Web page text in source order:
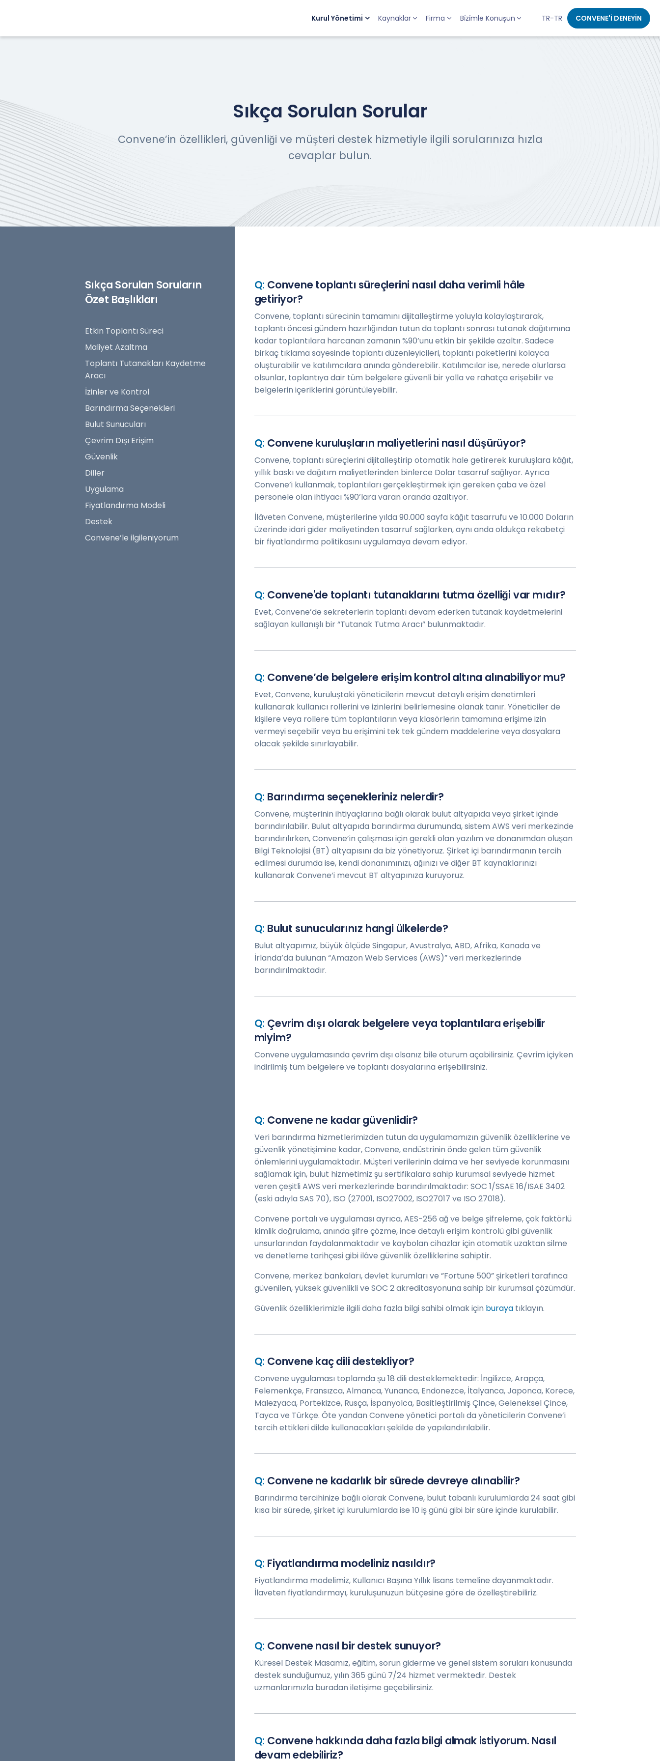
Kurul Yöneti̇mi̇ Kaynaklar Firma Bi̇zi̇mle Konuşun TR-TR CONVENE'İ DENEYİN
Sıkça Sorulan Sorular
Convene’in özellikleri, güvenliği ve müşteri destek hizmetiyle ilgili sorularınıza hızla
cevaplar bulun.
Sıkça Sorulan Soruların
Özet Başlıkları
Etkin Toplantı Süreci
Maliyet Azaltma
Toplantı Tutanakları Kaydetme
Aracı
İzinler ve Kontrol
Barındırma Seçenekleri
Bulut Sunucuları
Çevrim Dışı Erişim
Güvenlik
Diller
Uygulama
Fiyatlandırma Modeli
Destek
Convene’le ilgileniyorum
Convene toplantı süreçlerini nasıl daha verimli hâle
getiriyor?
Convene, toplantı sürecinin tamamını dijitalleştirme yoluyla kolaylaştırarak,
toplantı öncesi gündem hazırlığından tutun da toplantı sonrası tutanak dağıtımına
kadar toplantılara harcanan zamanın %90’unu etkin bir şekilde azaltır. Sadece
birkaç tıklama sayesinde toplantı düzenleyicileri, toplantı paketlerini kolayca
oluşturabilir ve katılımcılara anında gönderebilir. Katılımcılar ise, nerede olurlarsa
olsunlar, toplantıya dair tüm belgelere güvenli bir yolla ve rahatça erişebilir ve
belgelerin içeriklerini görüntüleyebilir.
Convene kuruluşların maliyetlerini nasıl düşürüyor?
Convene, toplantı süreçlerini dijitalleştirip otomatik hale getirerek kuruluşlara kâğıt,
yıllık baskı ve dağıtım maliyetlerinden binlerce Dolar tasarruf sağlıyor. Ayrıca
Convene’i kullanmak, toplantıları gerçekleştirmek için gereken çaba ve özel
personele olan ihtiyacı %90’lara varan oranda azaltıyor.
İlâveten Convene, müşterilerine yılda 90.000 sayfa kâğıt tasarrufu ve 10.000 Doların
üzerinde idari gider maliyetinden tasarruf sağlarken, aynı anda oldukça rekabetçi
bir fiyatlandırma politikasını uygulamaya devam ediyor.
Convene'de toplantı tutanaklarını tutma özelliği var mıdır?
Evet, Convene’de sekreterlerin toplantı devam ederken tutanak kaydetmelerini
sağlayan kullanışlı bir “Tutanak Tutma Aracı” bulunmaktadır.
Convene’de belgelere erişim kontrol altına alınabiliyor mu?
Evet, Convene, kuruluştaki yöneticilerin mevcut detaylı erişim denetimleri
kullanarak kullanıcı rollerini ve izinlerini belirlemesine olanak tanır. Yöneticiler de
kişilere veya rollere tüm toplantıların veya klasörlerin tamamına erişime izin
vermeyi seçebilir veya bu erişimini tek tek gündem maddelerine veya dosyalara
olacak şekilde sınırlayabilir.
Barındırma seçenekleriniz nelerdir?
Convene, müşterinin ihtiyaçlarına bağlı olarak bulut altyapıda veya şirket içinde
barındırılabilir. Bulut altyapıda barındırma durumunda, sistem AWS veri merkezinde
barındırılırken, Convene’in çalışması için gerekli olan yazılım ve donanımdan oluşan
Bilgi Teknolojisi (BT) altyapısını da biz yönetiyoruz. Şirket içi barındırmanın tercih
edilmesi durumda ise, kendi donanımınızı, ağınızı ve diğer BT kaynaklarınızı
kullanarak Convene’i mevcut BT altyapınıza kuruyoruz.
Bulut sunucularınız hangi ülkelerde?
Bulut altyapımız, büyük ölçüde Singapur, Avustralya, ABD, Afrika, Kanada ve
İrlanda’da bulunan “Amazon Web Services (AWS)” veri merkezlerinde
barındırılmaktadır.
Çevrim dışı olarak belgelere veya toplantılara erişebilir
miyim?
Convene uygulamasında çevrim dışı olsanız bile oturum açabilirsiniz. Çevrim içiyken
indirilmiş tüm belgelere ve toplantı dosyalarına erişebilirsiniz.
Convene ne kadar güvenlidir?
Veri barındırma hizmetlerimizden tutun da uygulamamızın güvenlik özelliklerine ve
güvenlik yönetişimine kadar, Convene, endüstrinin önde gelen tüm güvenlik
önlemlerini uygulamaktadır. Müşteri verilerinin daima ve her seviyede korunmasını
sağlamak için, bulut hizmetimiz şu sertifikalara sahip kurumsal seviyede hizmet
veren çeşitli AWS veri merkezlerinde barındırılmaktadır: SOC 1/SSAE 16/ISAE 3402
(eski adıyla SAS 70), ISO (27001, ISO27002, ISO27017 ve ISO 27018).
Convene portalı ve uygulaması ayrıca, AES-256 ağ ve belge şifreleme, çok faktörlü
kimlik doğrulama, anında şifre çözme, ince detaylı erişim kontrolü gibi güvenlik
unsurlarından faydalanmaktadır ve kaybolan cihazlar için otomatik uzaktan silme
ve denetleme tarihçesi gibi ilâve güvenlik özelliklerine sahiptir.
Convene, merkez bankaları, devlet kurumları ve ”Fortune 500” şirketleri tarafınca
güvenilen, yüksek güvenlikli ve SOC 2 akreditasyonuna sahip bir kurumsal çözümdür.
Güvenlik özelliklerimizle ilgili daha fazla bilgi sahibi olmak için burayatıklayın.
Convene kaç dili destekliyor?
Convene uygulaması toplamda şu 18 dili desteklemektedir: İngilizce, Arapça,
Felemenkçe, Fransızca, Almanca, Yunanca, Endonezce, İtalyanca, Japonca, Korece,
Malezyaca, Portekizce, Rusça, İspanyolca, Basitleştirilmiş Çince, Geleneksel Çince,
Tayca ve Türkçe. Öte yandan Convene yönetici portalı da yöneticilerin Convene’i
tercih ettikleri dilde kullanacakları şekilde de yapılandırılabilir.
Convene ne kadarlık bir sürede devreye alınabilir?
Barındırma tercihinize bağlı olarak Convene, bulut tabanlı kurulumlarda 24 saat gibi
kısa bir sürede, şirket içi kurulumlarda ise 10 iş günü gibi bir süre içinde kurulabilir.
Fiyatlandırma modeliniz nasıldır?
Fiyatlandırma modelimiz, Kullanıcı Başına Yıllık lisans temeline dayanmaktadır.
İlaveten fiyatlandırmayı, kuruluşunuzun bütçesine göre de özelleştirebiliriz.
Convene nasıl bir destek sunuyor?
Küresel Destek Masamız, eğitim, sorun giderme ve genel sistem soruları konusunda
destek sunduğumuz, yılın 365 günü 7/24 hizmet vermektedir. Destek
uzmanlarımızla buradan iletişime geçebilirsiniz.
Convene hakkında daha fazla bilgi almak istiyorum. Nasıl
devam edebiliriz?